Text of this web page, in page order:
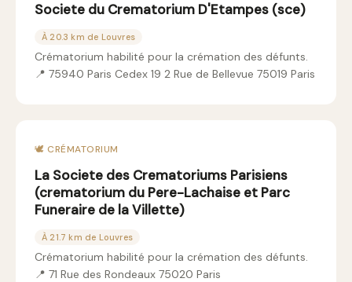
Societe du Crematorium D'Etampes (sce)
À 20.3 km de Louvres
Crématorium habilité pour la crémation des défunts.
📍 75940 Paris Cedex 19 2 Rue de Bellevue 75019 Paris
🕊️ CRÉMATORIUM
La Societe des Crematoriums Parisiens
(crematorium du Pere-Lachaise et Parc
Funeraire de la Villette)
À 21.7 km de Louvres
Crématorium habilité pour la crémation des défunts.
📍 71 Rue des Rondeaux 75020 Paris